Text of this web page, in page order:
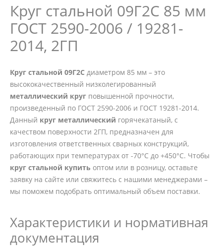
Круг стальной 09Г2С 85 мм
ГОСТ 2590-2006 / 19281-
2014, 2ГП
Круг стальной 09Г2С диаметром 85 мм – это
высококачественный низколегированный
металлический круг повышенной прочности,
произведенный по ГОСТ 2590-2006 и ГОСТ 19281-2014.
Данный круг металлический горячекатаный, с
качеством поверхности 2ГП, предназначен для
изготовления ответственных сварных конструкций,
работающих при температурах от -70°C до +450°C. Чтобы
круг стальной купить оптом или в розницу, оставьте
заявку на сайте или свяжитесь с нашими менеджерами –
мы поможем подобрать оптимальный объем поставки.
Характеристики и нормативная
документация